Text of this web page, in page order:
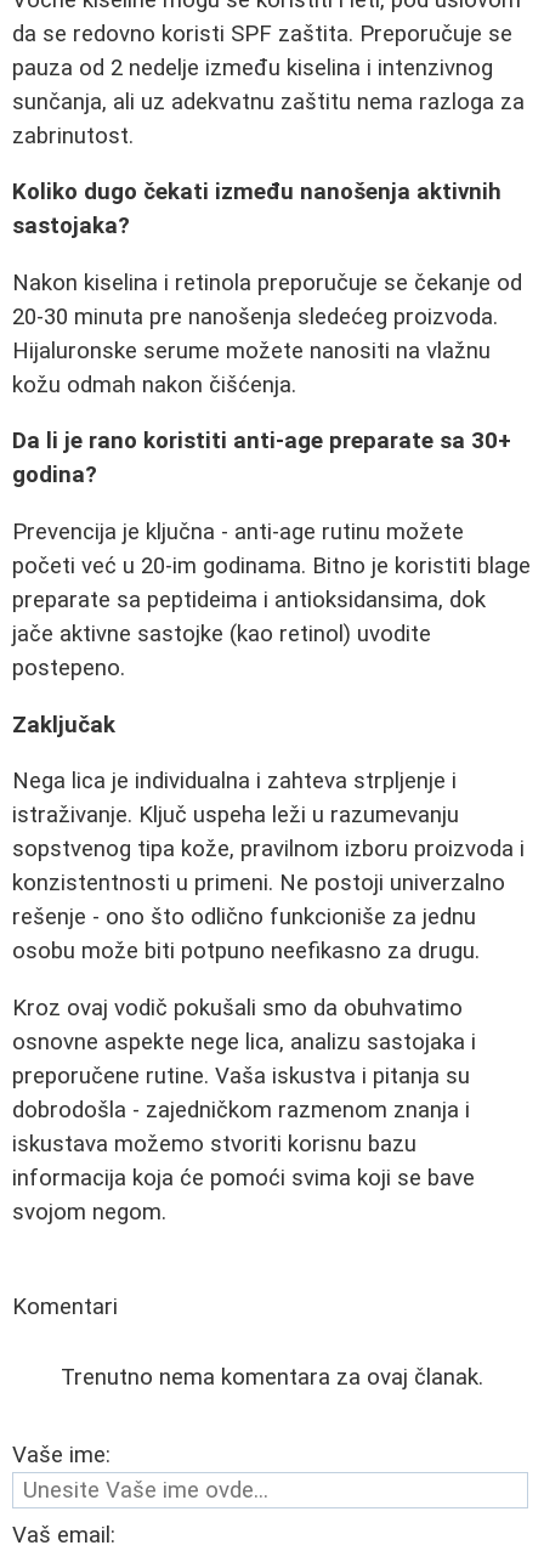
da se redovno koristi SPF zaštita. Preporučuje se
pauza od 2 nedelje između kiselina i intenzivnog
sunčanja, ali uz adekvatnu zaštitu nema razloga za
zabrinutost.
Koliko dugo čekati između nanošenja aktivnih
sastojaka?
Nakon kiselina i retinola preporučuje se čekanje od
20-30 minuta pre nanošenja sledećeg proizvoda.
Hijaluronske serume možete nanositi na vlažnu
kožu odmah nakon čišćenja.
Da li je rano koristiti anti-age preparate sa 30+
godina?
Prevencija je ključna - anti-age rutinu možete
početi već u 20-im godinama. Bitno je koristiti blage
preparate sa peptideima i antioksidansima, dok
jače aktivne sastojke (kao retinol) uvodite
postepeno.
Zaključak
Nega lica je individualna i zahteva strpljenje i
istraživanje. Ključ uspeha leži u razumevanju
sopstvenog tipa kože, pravilnom izboru proizvoda i
konzistentnosti u primeni. Ne postoji univerzalno
rešenje - ono što odlično funkcioniše za jednu
osobu može biti potpuno neefikasno za drugu.
Kroz ovaj vodič pokušali smo da obuhvatimo
osnovne aspekte nege lica, analizu sastojaka i
preporučene rutine. Vaša iskustva i pitanja su
dobrodošla - zajedničkom razmenom znanja i
iskustava možemo stvoriti korisnu bazu
informacija koja će pomoći svima koji se bave
svojom negom.
Komentari
Trenutno nema komentara za ovaj članak.
Vaše ime:
Vaš email: